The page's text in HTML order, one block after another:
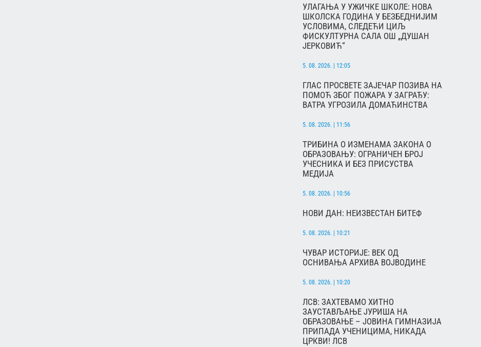
УЛАГАЊА У УЖИЧКЕ ШКОЛЕ: НОВА
ШКОЛСКА ГОДИНА У БЕЗБЕДНИЈИМ
УСЛОВИМА, СЛЕДЕЋИ ЦИЉ
ФИСКУЛТУРНА САЛА ОШ „ДУШАН
ЈЕРКОВИЋ“
5. 08. 2026. | 12:05
ГЛАС ПРОСВЕТЕ ЗАЈЕЧАР ПОЗИВА НА
ПОМОЋ ЗБОГ ПОЖАРА У ЗАГРАЂУ:
ВАТРА УГРОЗИЛА ДОМАЋИНСТВА
5. 08. 2026. | 11:56
ТРИБИНА О ИЗМЕНАМА ЗАКОНА О
ОБРАЗОВАЊУ: ОГРАНИЧЕН БРОЈ
УЧЕСНИКА И БЕЗ ПРИСУСТВА
МЕДИЈА
5. 08. 2026. | 10:56
НОВИ ДАН: НЕИЗВЕСТАН БИТЕФ
5. 08. 2026. | 10:21
ЧУВАР ИСТОРИЈЕ: ВЕК ОД
ОСНИВАЊА АРХИВА ВОЈВОДИНЕ
5. 08. 2026. | 10:20
ЛСВ: ЗАХТЕВАМО ХИТНО
ЗАУСТАВЉАЊЕ ЈУРИША НА
ОБРАЗОВАЊЕ – ЈОВИНА ГИМНАЗИЈА
ПРИПАДА УЧЕНИЦИМА, НИКАДА
ЦРКВИ! ЛСВ